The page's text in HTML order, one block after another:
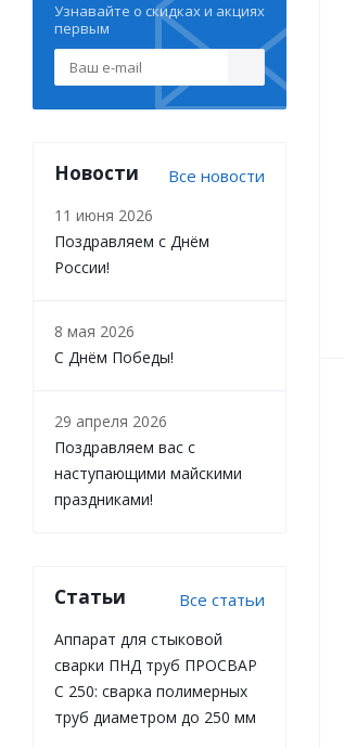
Узнавайте о скидках и акциях
первым
Новости Все новости
11 июня 2026
Поздравляем с Днём
России!
8 мая 2026
С Днём Победы!
29 апреля 2026
Поздравляем вас с
наступающими майскими
праздниками!
Статьи Все статьи
Аппарат для стыковой
сварки ПНД труб ПРОСВАР
С 250: сварка полимерных
труб диаметром до 250 мм